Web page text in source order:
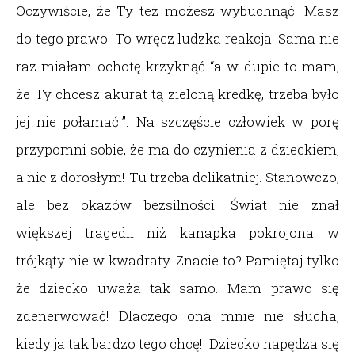
Oczywiście, że Ty też możesz wybuchnąć. Masz
do tego prawo. To wręcz ludzka reakcja. Sama nie
raz miałam ochotę krzyknąć “a w dupie to mam,
że Ty chcesz akurat tą zieloną kredkę, trzeba było
jej nie połamać!”. Na szczęście człowiek w porę
przypomni sobie, że ma do czynienia z dzieckiem,
a nie z dorosłym! Tu trzeba delikatniej. Stanowczo,
ale bez okazów bezsilności. Świat nie znał
większej tragedii niż kanapka pokrojona w
trójkąty nie w kwadraty. Znacie to? Pamiętaj tylko
że dziecko uważa tak samo. Mam prawo się
zdenerwować! Dlaczego ona mnie nie słucha,
kiedy ja tak bardzo tego chcę! Dziecko napędza się